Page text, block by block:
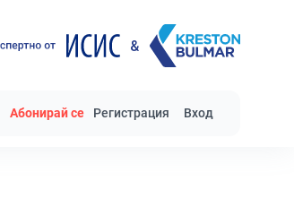
Абонирай се Регистрация Вход